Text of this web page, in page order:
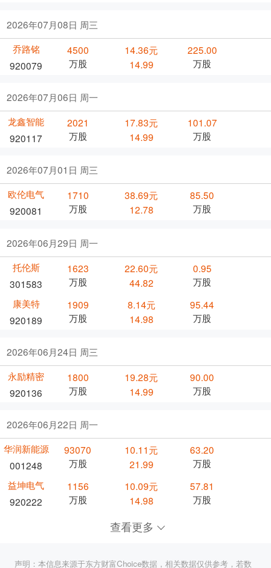
2026年07月08日 周三
乔路铭
920079
4500
万股
14.36元
14.99
225.00
万股
2026年07月06日 周一
龙鑫智能
920117
2021
万股
17.83元
14.99
101.07
万股
2026年07月01日 周三
欧伦电气
920081
1710
万股
38.69元
12.78
85.50
万股
2026年06月29日 周一
托伦斯
301583
1623
万股
22.60元
44.82
0.95
万股
康美特
920189
1909
万股
8.14元
14.98
95.44
万股
2026年06月24日 周三
永励精密
920136
1800
万股
19.28元
14.99
90.00
万股
2026年06月22日 周一
华润新能源
001248
93070
万股
10.11元
21.99
63.20
万股
益坤电气
920222
1156
万股
10.09元
14.98
57.81
万股
查看更多
声明：本信息来源于东方财富Choice数据，相关数据仅供参考，若数